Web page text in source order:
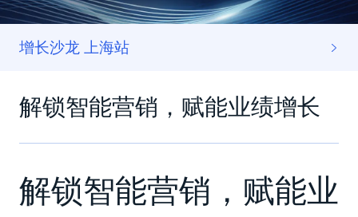
增长沙龙 上海站
解锁智能营销，赋能业绩增长
解锁智能营销，赋能业